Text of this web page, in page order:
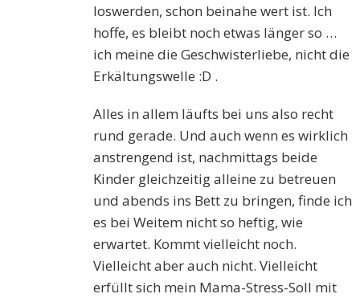
loswerden, schon beinahe wert ist. Ich
hoffe, es bleibt noch etwas länger so …
ich meine die Geschwisterliebe, nicht die
Erkältungswelle :D .
Alles in allem läufts bei uns also recht
rund gerade. Und auch wenn es wirklich
anstrengend ist, nachmittags beide
Kinder gleichzeitig alleine zu betreuen
und abends ins Bett zu bringen, finde ich
es bei Weitem nicht so heftig, wie
erwartet. Kommt vielleicht noch.
Vielleicht aber auch nicht. Vielleicht
erfüllt sich mein Mama-Stress-Soll mit